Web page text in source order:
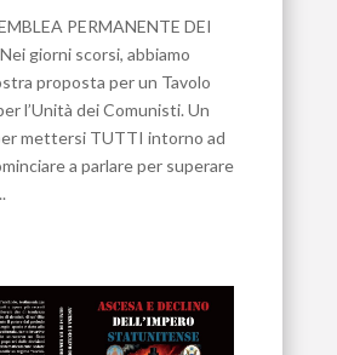
PERMANENTE DEI
giorni scorsi, abbiamo
proposta per un Tavolo
l’Unità dei Comunisti. Un
mettersi TUTTI intorno ad
a parlare per superare